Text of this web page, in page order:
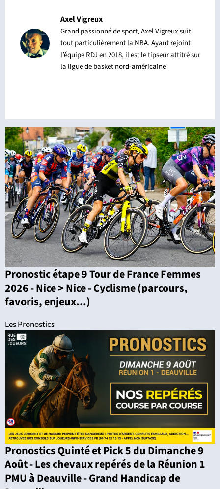
Axel Vigreux
Grand passionné de sport, Axel Vigreux suit
tout particulièrement la NBA. Ayant rejoint
l’équipe RDJ en 2018, il est le tipseur attitré sur
la ligue de basket nord-américaine
Pronostic étape 9 Tour de France Femmes
2026 - Nice > Nice - Cyclisme (parcours,
favoris, enjeux...)
Les Pronostics
Pronostics Quinté et Pick 5 du Dimanche 9
Août - Les chevaux repérés de la Réunion 1
PMU à Deauville - Grand Handicap de